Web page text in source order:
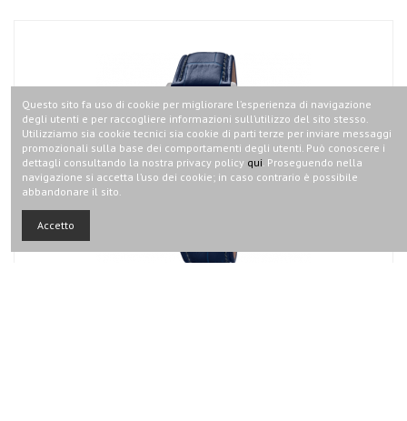
Questo sito fa uso di cookie per migliorare l’esperienza di navigazione
degli utenti e per raccogliere informazioni sull’utilizzo del sito stesso.
Utilizziamo sia cookie tecnici sia cookie di parti terze per inviare messaggi
promozionali sulla base dei comportamenti degli utenti. Può conoscere i
dettagli consultando la nostra privacy policy qui. Proseguendo nella
navigazione si accetta l’uso dei cookie; in caso contrario è possibile
abbandonare il sito.
Accetto